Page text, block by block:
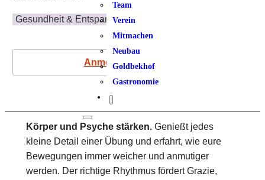
Team
Verein
Mitmachen
Neubau
Goldbekhof
Gastronomie
Gesundheit & Entspannung
Anmeldung
Körper und Psyche stärken. Genießt jedes
kleine Detail einer Übung und erfahrt, wie eure
Bewegungen immer weicher und anmutiger
werden. Der richtige Rhythmus fördert Grazie,